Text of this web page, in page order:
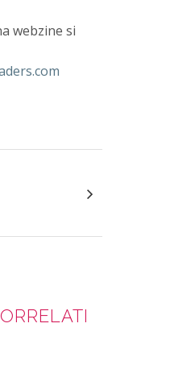
webzine si